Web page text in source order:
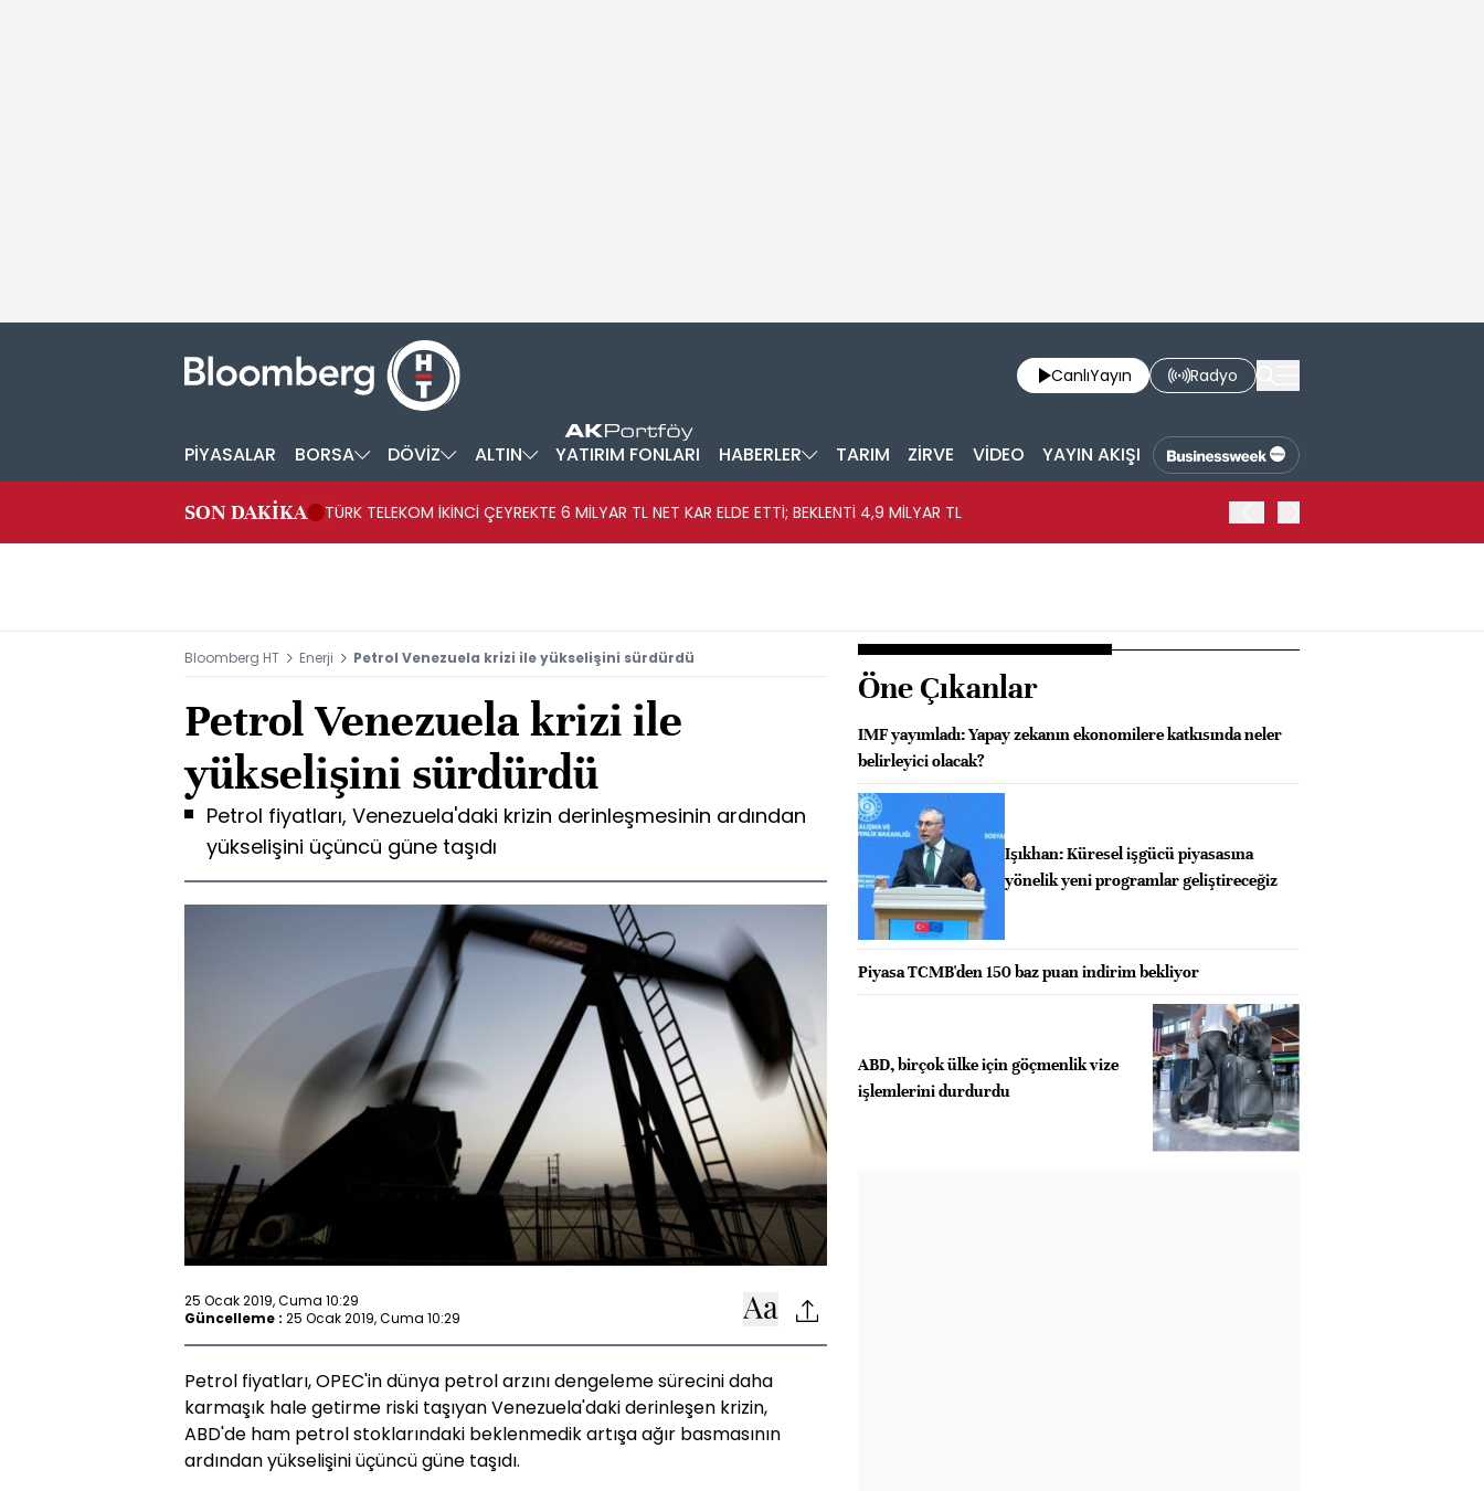
CanlıYayın Radyo
PİYASALAR BORSA DÖVİZ ALTIN YATIRIM FONLARI HABERLER TARIM ZİRVE VİDEO YAYIN AKIŞI
SON DAKİKA TÜRK TELEKOM İKİNCİ ÇEYREKTE 6 MİLYAR TL NET KAR ELDE ETTİ; BEKLENTİ 4,9 MİLYAR TL
Bloomberg HT Enerji Petrol Venezuela krizi ile yükselişini sürdürdü
Petrol Venezuela krizi ile
yükselişini sürdürdü
Petrol fiyatları, Venezuela'daki krizin derinleşmesinin ardından
yükselişini üçüncü güne taşıdı
25 Ocak 2019, Cuma 10:29
Güncelleme : 25 Ocak 2019, Cuma 10:29
Petrol fiyatları, OPEC'in dünya petrol arzını dengeleme sürecini daha
karmaşık hale getirme riski taşıyan Venezuela'daki derinleşen krizin,
ABD'de ham petrol stoklarındaki beklenmedik artışa ağır basmasının
ardından yükselişini üçüncü güne taşıdı.
Öne Çıkanlar
IMF yayımladı: Yapay zekanın ekonomilere katkısında neler
belirleyici olacak?
Işıkhan: Küresel işgücü piyasasına
yönelik yeni programlar geliştireceğiz
Piyasa TCMB'den 150 baz puan indirim bekliyor
ABD, birçok ülke için göçmenlik vize
işlemlerini durdurdu